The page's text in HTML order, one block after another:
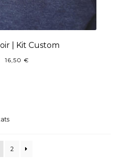
| Kit Custom
16,50 €
Trié
2